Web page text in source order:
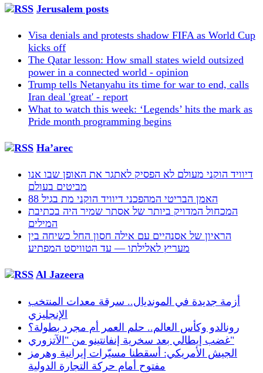
Jerusalem posts
Visa denials and protests shadow FIFA as World Cup
kicks off
The Qatar lesson: How small states wield outsized
power in a connected world - opinion
Trump tells Netanyahu its time for war to end, calls
Iran deal 'great' - report
What to watch this week: ‘Legends’ hits the mark as
Pride month programming begins
Ha’arec
דיוויד הוקני מעולם לא הפסיק לאתגר את האופן שבו אנו
מביטים בעולם
האמן הבריטי המהפכני דיוויד הוקני מת בגיל 88
המכחול המדויק ביותר של אסתר שמיר היה בכתיבת
המילים
הראיון של אסנהיים עם אילה חסון החל כשיחה בין
מעריץ לאלילתו — עד הטוויסט המפתיע
Al Jazeera
أزمة جديدة في المونديال.. سرقة معدات المنتخب
الإنجليزي
رونالدو وكأس العالم.. حلم العمر أم مجرد بطولة؟
غضب إيطالي بعد سخرية إنفانتينو من "الآتزوري"
الجيش الأمريكي: أسقطنا مسيّرات إيرانية وهرمز
مفتوح أمام حركة التجارة الدولية